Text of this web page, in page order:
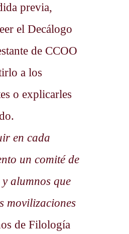
previa,
el Decálogo
de CCOO
a los
o explicarles
en cada
un comité de
y alumnos que
movilizaciones
de Filología